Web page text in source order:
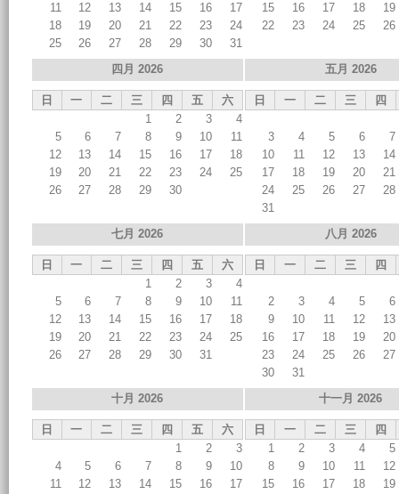
11
12 13 14 15 16
17
18
19 20 21 22 23
24
25
26 27 28 29 30 31
15
16 17 18
19
22
23 24 25 26
四月 2026
日 一 二 三 四 五
六
1
2 3
4
5
6 7 8 9 10
11
12
13 14 15 16 17
18
19
20 21 22 23 24
25
26
27 28 29 30
五月 2026
日 一 二 三 四
3 4 5 6
7
10
11 12 13
14
17
18 19 20
21
24
25 26 27
28
31
七月 2026
日 一 二 三 四 五
六
1
2 3
4
5
6 7 8 9 10
11
12
13 14 15 16 17
18
19
20 21 22 23 24
25
26
27 28 29 30 31
八月 2026
日 一 二 三 四
2 3 4 5
6
9
10 11 12
13
16
17 18 19
20
23
24 25 26
27
30
31
十月 2026
日 一 二 三 四 五
六
1
2
3
4
5 6 7 8 9
10
11
12 13 14 15 16
17
十一月 2026
日 一 二 三
四
1
2 3 4
5
8
9 10 11
12
15
16 17 18
19